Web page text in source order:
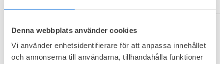
Denna webbplats använder cookies
Vi använder enhetsidentifierare för att anpassa innehållet
och annonserna till användarna, tillhandahålla funktioner
Området